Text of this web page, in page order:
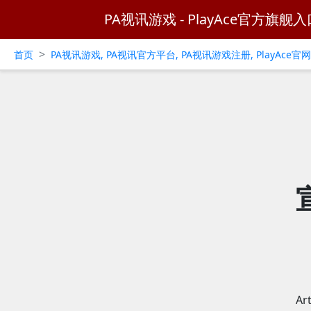
PA视讯游戏 - PlayAce官方旗舰入
首页 > PA视讯游戏, PA视讯官方平台, PA视讯游戏注册, PlayAce官